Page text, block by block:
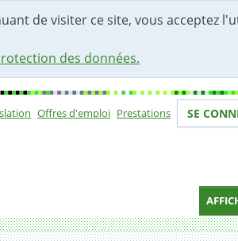
de visiter ce site, vous acceptez
des données.
Offres d'emploi Prestations SE